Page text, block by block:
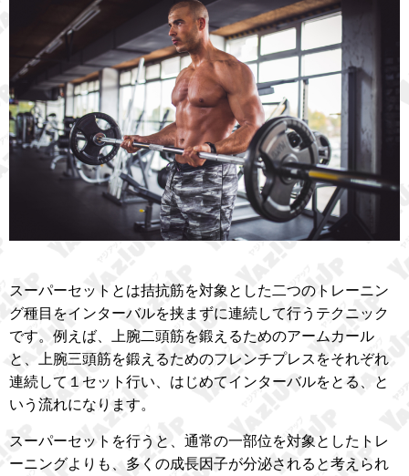
スーパーセットとは拮抗筋を対象とした二つのトレーニン
グ種目をインターバルを挟まずに連続して行うテクニック
です。例えば、上腕二頭筋を鍛えるためのアームカール
と、上腕三頭筋を鍛えるためのフレンチプレスをそれぞれ
連続して１セット行い、はじめてインターバルをとる、と
いう流れになります。
スーパーセットを行うと、通常の一部位を対象としたトレ
ーニングよりも、多くの成長因子が分泌されると考えられ